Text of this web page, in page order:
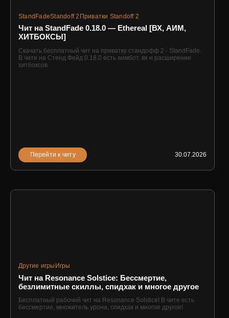
StandFadeStandoff 2 Приватки Standoff 2
Чит на StandFade 0.18.0 — Ethereal [ВХ, АИМ,
ХИТБОКСЫ]
Скачать бесплатный чит на приватку стандофф 2 - StandFade.
В чите на Стенд Фейд 0.18.0 есть аимбот, вх и расширение
хитбоксов.
Перейти к читу 30.07.2026
Другие игры Игры
Чит на Resonance Solstice: Бессмертие,
безлимитные скиллы, спидхак и многое другое
Бесплатный рабочий чит на Resonance Solstice! В чите есть
бессмертие, множитель урона, спидхак и многое другое!